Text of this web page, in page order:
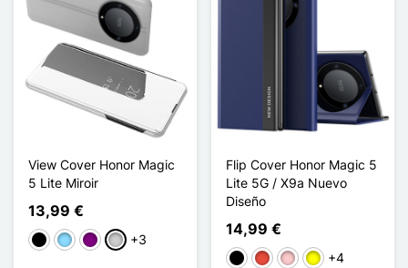
View Cover Honor Magic
5 Lite Miroir
13,99 €
NegroAzul claro
Púrpura
Plata+3
Flip Cover Honor Magic 5
Lite 5G / X9a Nuevo
Diseño
14,99 €
NegroRojoRosaAmarillo
+4